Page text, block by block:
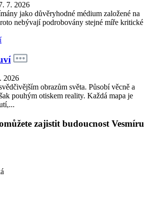
7. 2026
jako důvěryhodné médium založené na
nebývají podrobovány stejné míře kritické
2026
obrazům světa. Působí věcně a
pouhým otiskem reality. Každá mapa je
zajistit budoucnost Vesmíru